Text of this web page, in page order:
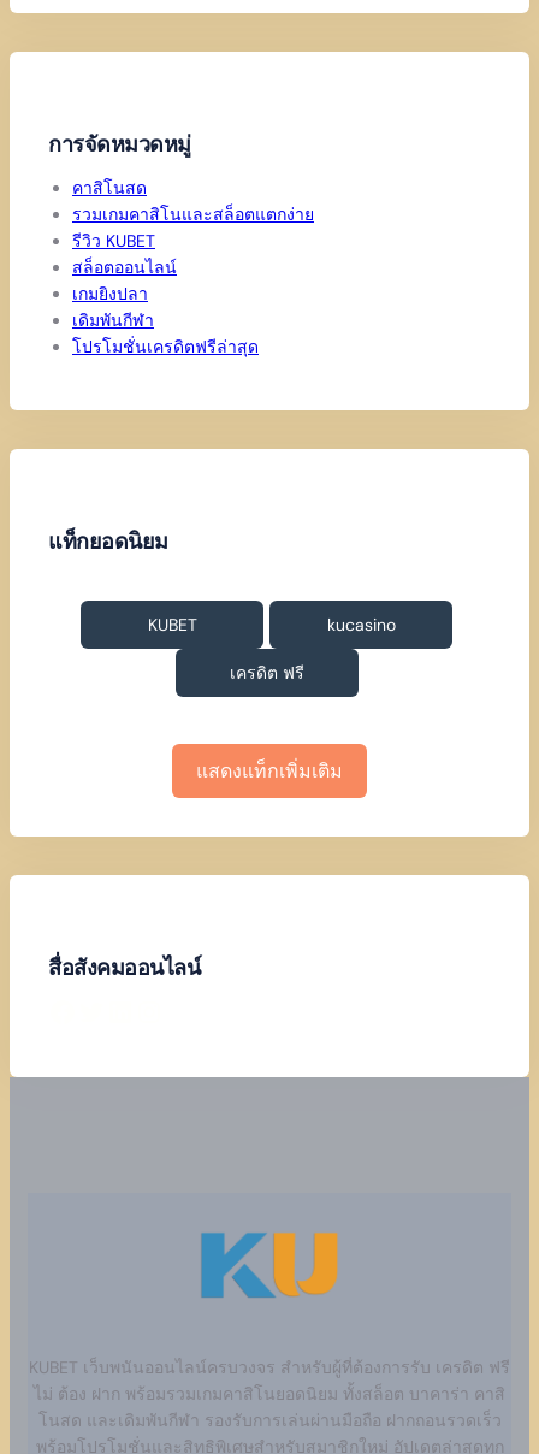
การจัดหมวดหมู่
คาสิโนสด
รวมเกมคาสิโนและสล็อตแตกง่าย
รีวิว KUBET
สล็อตออนไลน์
เกมยิงปลา
เดิมพันกีฬา
โปรโมชั่นเครดิตฟรีล่าสุด
แท็กยอดนิยม
KUBET kucasino
เครดิต ฟรี
แสดงแท็กเพิ่มเติม
สื่อสังคมออนไลน์
KUBET เว็บพนันออนไลน์ครบวงจร สำหรับผู้ที่ต้องการรับ เครดิต ฟรี
ไม่ ต้อง ฝาก พร้อมรวมเกมคาสิโนยอดนิยม ทั้งสล็อต บาคาร่า คาสิ
โนสด และเดิมพันกีฬา รองรับการเล่นผ่านมือถือ ฝากถอนรวดเร็ว
พร้อมโปรโมชั่นและสิทธิพิเศษสำหรับสมาชิกใหม่ อัปเดตล่าสุดทุก